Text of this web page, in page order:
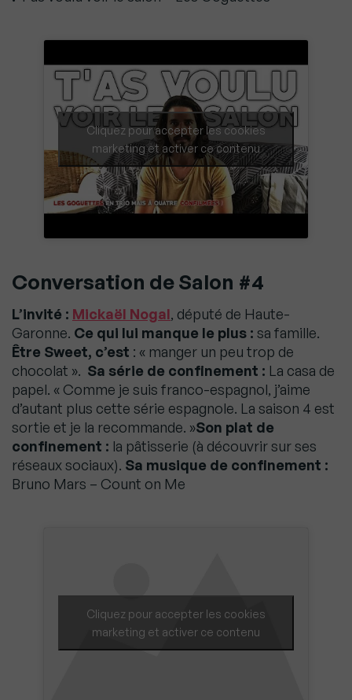
Cliquez pour accepter les cookies
marketing et activer ce contenu
Conversation de Salon #4
L’invité : Mickaël Nogal, député de Haute-
Garonne. Ce qui lui manque le plus : sa famille.
Être Sweet, c’est : « manger un peu trop de
chocolat ». Sa série de confinement : La casa de
papel. « Comme je suis franco-espagnol, j’aime
d’autant plus cette série espagnole. La saison 4 est
sortie et je la recommande. »Son plat de
confinement : la pâtisserie (à découvrir sur ses
réseaux sociaux). Sa musique de confinement :
Bruno Mars – Count on Me
Cliquez pour accepter les cookies
marketing et activer ce contenu